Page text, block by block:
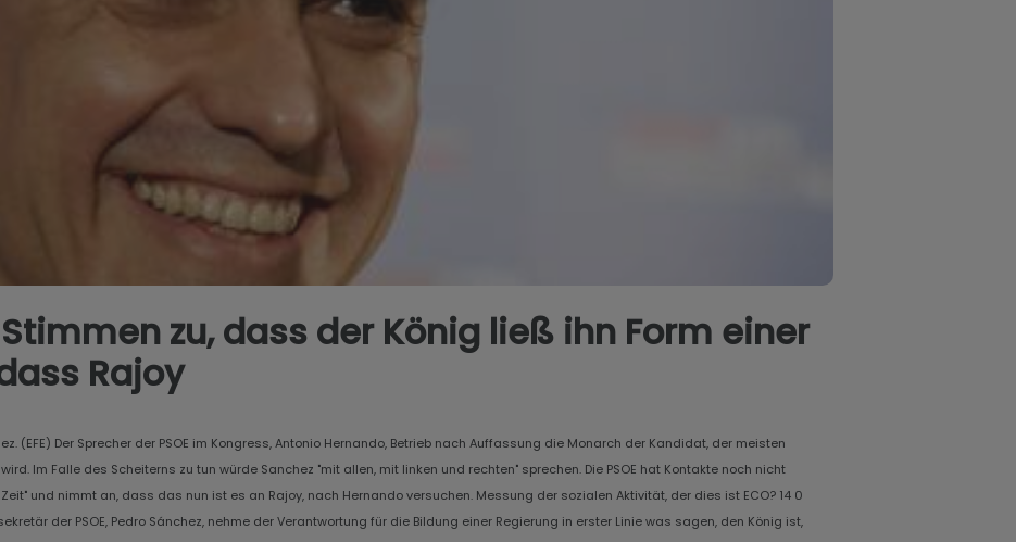
zu, dass der König ließ ihn Form einer
Rajoy
(EFE) Der Sprecher der PSOE im Kongress, Antonio Hernando, Betrieb nach Auffassung die Monarch der Kandidat, der meisten
Im Falle des Scheiterns zu tun würde Sanchez "mit allen, mit linken und rechten" sprechen. Die PSOE hat Kontakte noch nicht
und nimmt an, dass das nun ist es an Rajoy, nach Hernando versuchen. Messung der sozialen Aktivität, der dies ist ECO? 14 0
der PSOE, Pedro Sánchez, nehme der Verantwortung für die Bildung einer Regierung in erster Linie was sagen, den König ist,